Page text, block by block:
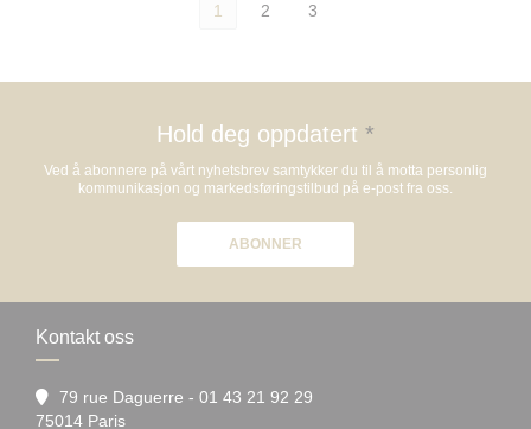
1 2 3
Hold deg oppdatert *
Ved å abonnere på vårt nyhetsbrev samtykker du til å motta personlig
kommunikasjon og markedsføringstilbud på e-post fra oss.
ABONNER
Kontakt oss
79 rue Daguerre - 01 43 21 92 29
75014 Paris((åpner i et nytt vindu))